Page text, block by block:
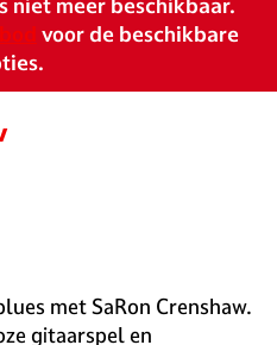
voor de beschikbare
met SaRon Crenshaw.
gitaarspel en